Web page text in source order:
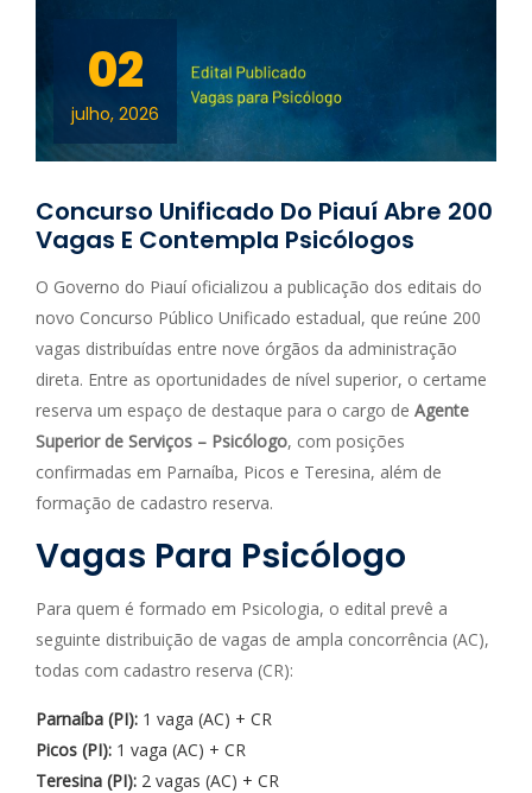
02
julho, 2026
Concurso Unificado Do Piauí Abre 200
Vagas E Contempla Psicólogos
O Governo do Piauí oficializou a publicação dos editais do
novo Concurso Público Unificado estadual, que reúne 200
vagas distribuídas entre nove órgãos da administração
direta. Entre as oportunidades de nível superior, o certame
reserva um espaço de destaque para o cargo de Agente
Superior de Serviços – Psicólogo, com posições
confirmadas em Parnaíba, Picos e Teresina, além de
formação de cadastro reserva.
Vagas Para Psicólogo
Para quem é formado em Psicologia, o edital prevê a
seguinte distribuição de vagas de ampla concorrência (AC),
todas com cadastro reserva (CR):
Parnaíba (PI): 1 vaga (AC) + CR
Picos (PI): 1 vaga (AC) + CR
Teresina (PI): 2 vagas (AC) + CR